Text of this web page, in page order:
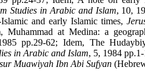
Studies in Arabic and Islam,
Islamic and early Islamic times,
Muhammad at Medina: a
1985 pp.29-62; Idem, The
in Arabic and Islam , 5, 1984
sur Muawiyah Ibn Abi Sufyan